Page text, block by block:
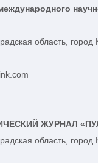
область, город
ЖУРНАЛ
область, город